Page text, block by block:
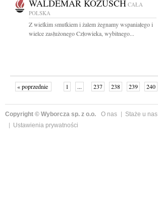
WALDEMAR KOZUSCH CAŁA
POLSKA
Z wielkim smutkiem i żalem żegnamy wspaniałego i
wielce zasłużonego Człowieka, wybitnego...
« poprzednie 1 ... 237 238 239 240
Copyright © Wyborcza sp. z o.o. O nas Staże u nas
Ustawienia prywatności